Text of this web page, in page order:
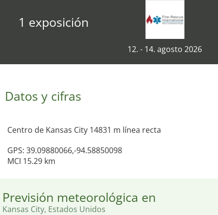
1 exposición
12. - 14. agosto 2026
Datos y cifras
Centro de Kansas City 14831 m línea recta
GPS: 39.09880066,-94.58850098
MCI 15.29 km
Previsión meteorológica en
Kansas City, Estados Unidos